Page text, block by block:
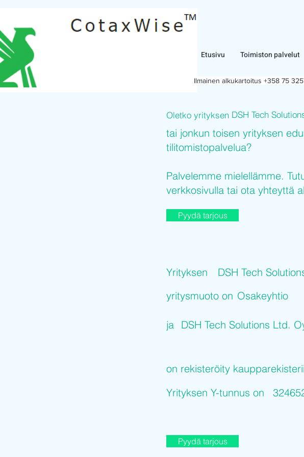
Etusivu Toimiston palvelut
Ilmainen alkukartoitus +358 75
DSH Tech
Oletko yrityksen
tai jonkun toisen yrityksen
tilitomistopalvelua?
Palvelemme mielellämme.
verkkosivulla tai ota yhteyttä
Pyydä tarjous
DSH Tech
Yrityksen
Osakeyhtio
yritysmuoto on
ja DSH Tech Solutions Ltd.
on rekisteröity
Yrityksen Y-tunnus on
Pyydä tarjous